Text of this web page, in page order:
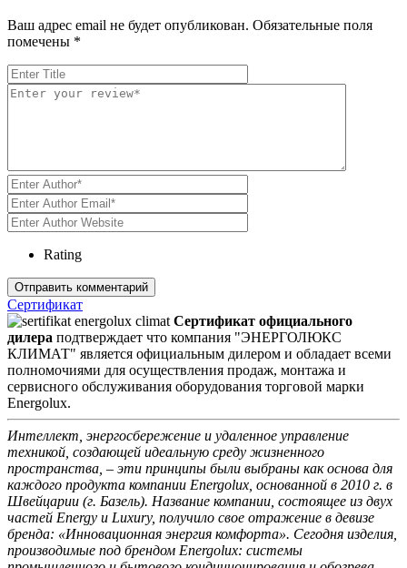
Ваш адрес email не будет опубликован. Обязательные поля
помечены *
Rating
Сертификат
Сертификат официального
дилера подтверждает что компания "ЭНЕРГОЛЮКС
КЛИМАТ" является официальным дилером и обладает всеми
полномочиями для осуществления продаж, монтажа и
сервисного обслуживания оборудования торговой марки
Energolux.
Интеллект, энергосбережение и удаленное управление
техникой, создающей идеальную среду жизненного
пространства, – эти принципы были выбраны как основа для
каждого продукта компании Energolux, основанной в 2010 г. в
Швейцарии (г. Базель). Название компании, состоящее из двух
частей Energy и Luxury, получило свое отражение в девизе
бренда: «Инновационная энергия комфорта». Сегодня изделия,
производимые под брендом Energolux: системы